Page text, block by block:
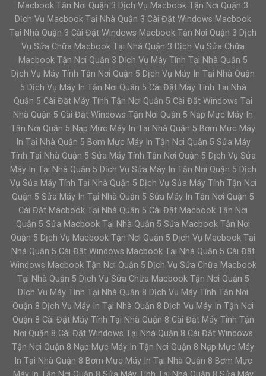
Macbook Tận Nơi Quận 3 Dịch Vụ Macbook Tận Nơi Quận 3
Dịch Vụ Macbook Tại Nhà Quận 3 Cài Đặt Windows Macbook
Tại Nhà Quận 3 Cài Đặt Windows Macbook Tận Nơi Quận 3 Dịch
Vụ Sửa Chữa Macbook Tại Nhà Quận 3 Dịch Vụ Sửa Chữa
Macbook Tận Nơi Quận 3 Dịch Vụ Máy Tính Tại Nhà Quận 5
Dịch Vụ Máy Tính Tận Nơi Quận 5 Dịch Vụ Máy In Tại Nhà Quận
5 Dịch Vụ Máy In Tận Nơi Quận 5 Cài Đặt Máy Tính Tại Nhà
Quận 5 Cài Đặt Máy Tính Tận Nơi Quận 5 Cài Đặt Windows Tại
Nhà Quận 5 Cài Đặt Windows Tận Nơi Quận 5 Nạp Mực Máy In
Tận Nơi Quận 5 Nạp Mực Máy In Tại Nhà Quận 5 Bơm Mực Máy
In Tại Nhà Quận 5 Bơm Mực Máy In Tận Nơi Quận 5 Sửa Máy
Tính Tại Nhà Quận 5 Sửa Máy Tính Tận Nơi Quận 5 Dịch Vụ Sửa
Máy In Tại Nhà Quận 5 Dịch Vụ Sửa Máy In Tận Nơi Quận 5 Dịch
Vụ Sửa Máy Tính Tại Nhà Quận 5 Dịch Vụ Sửa Máy Tính Tận Nơi
Quận 5 Sửa Máy In Tại Nhà Quận 5 Sửa Máy In Tận Nơi Quận 5
Cài Đặt Macbook Tại Nhà Quận 5 Cài Đặt Macbook Tận Nơi
Quận 5 Sửa Macbook Tại Nhà Quận 5 Sửa Macbook Tận Nơi
Quận 5 Dịch Vụ Macbook Tận Nơi Quận 5 Dịch Vụ Macbook Tại
Nhà Quận 5 Cài Đặt Windows Macbook Tại Nhà Quận 5 Cài Đặt
Windows Macbook Tận Nơi Quận 5 Dịch Vụ Sửa Chữa Macbook
Tại Nhà Quận 5 Dịch Vụ Sửa Chữa Macbook Tận Nơi Quận 5
Dịch Vụ Máy Tính Tại Nhà Quận 8 Dịch Vụ Máy Tính Tận Nơi
Quận 8 Dịch Vụ Máy In Tại Nhà Quận 8 Dịch Vụ Máy In Tận Nơi
Quận 8 Cài Đặt Máy Tính Tại Nhà Quận 8 Cài Đặt Máy Tính Tận
Nơi Quận 8 Cài Đặt Windows Tại Nhà Quận 8 Cài Đặt Windows
Tận Nơi Quận 8 Nạp Mực Máy In Tận Nơi Quận 8 Nạp Mực Máy
In Tại Nhà Quận 8 Bơm Mực Máy In Tại Nhà Quận 8 Bơm Mực